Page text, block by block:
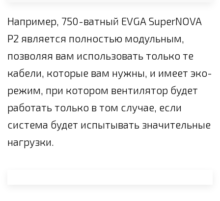
Например, 750-ватный EVGA SuperNOVA
P2 является полностью модульным,
позволяя вам использовать только те
кабели, которые вам нужны, и имеет эко-
режим, при котором вентилятор будет
работать только в том случае, если
система будет испытывать значительные
нагрузки.